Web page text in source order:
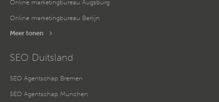
Online marketingbureau Augsburg
Online marketingbureau Berlijn
Meer tonen
SEO Duitsland
SEO Agentschap Bremen
SEO Agentschap München